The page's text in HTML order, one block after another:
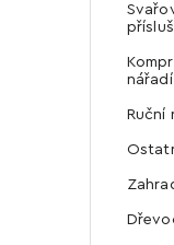
nářadí
Ruční